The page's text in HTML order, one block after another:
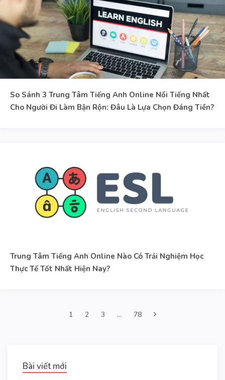
So Sánh 3 Trung Tâm Tiếng Anh Online Nổi Tiếng Nhất
Cho Người Đi Làm Bận Rộn: Đâu Là Lựa Chọn Đáng Tiền?
Trung Tâm Tiếng Anh Online Nào Có Trải Nghiệm Học
Thực Tế Tốt Nhất Hiện Nay?
1 2 3 … 78
Bài viết mới